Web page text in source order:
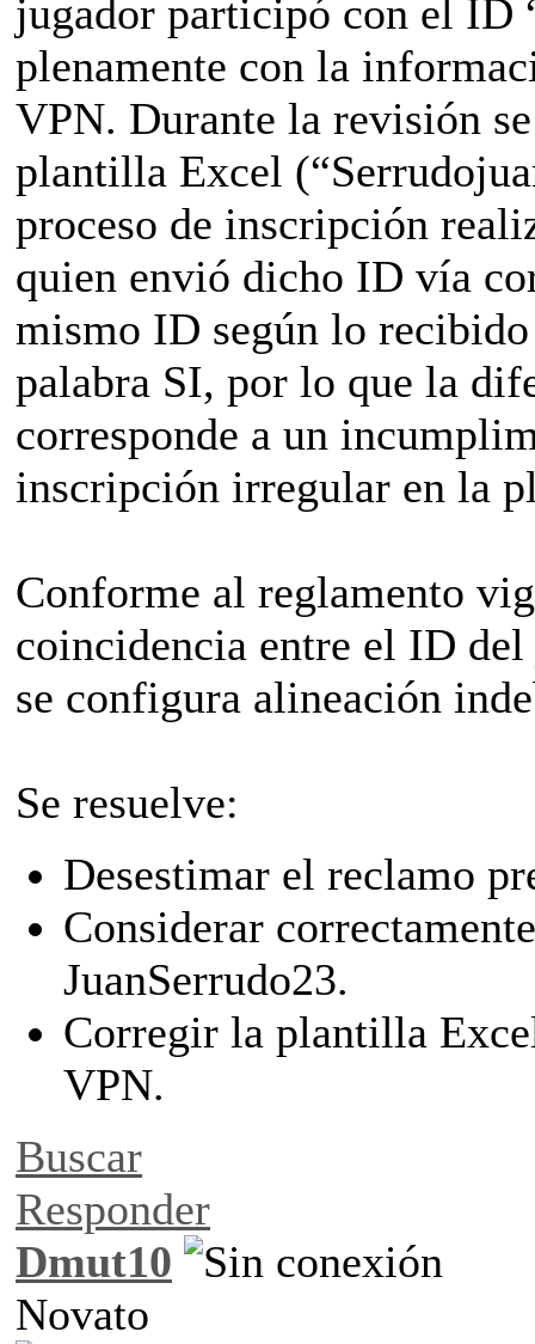
jugador participó con el ID
plenamente con la
VPN. Durante la revisión
plantilla Excel
proceso de inscripción
quien envió dicho ID vía
mismo ID según lo
palabra SI, por lo que la
corresponde a un
inscripción irregular en la
Conforme al reglamento
coincidencia entre el ID
se configura alineación
Se resuelve:
Desestimar el reclamo
Considerar
JuanSerrudo23.
Corregir la plantilla
VPN.
Buscar
Responder
Dmut10
Novato